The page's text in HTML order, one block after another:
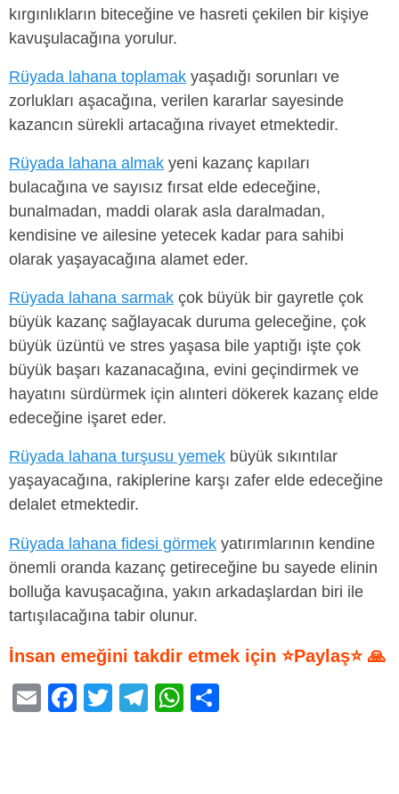
kırgınlıkların biteceğine ve hasreti çekilen bir kişiye
kavuşulacağına yorulur.
Rüyada lahana toplamak yaşadığı sorunları ve
zorlukları aşacağına, verilen kararlar sayesinde
kazancın sürekli artacağına rivayet etmektedir.
Rüyada lahana almak yeni kazanç kapıları
bulacağına ve sayısız fırsat elde edeceğine,
bunalmadan, maddi olarak asla daralmadan,
kendisine ve ailesine yetecek kadar para sahibi
olarak yaşayacağına alamet eder.
Rüyada lahana sarmak çok büyük bir gayretle çok
büyük kazanç sağlayacak duruma geleceğine, çok
büyük üzüntü ve stres yaşasa bile yaptığı işte çok
büyük başarı kazanacağına, evini geçindirmek ve
hayatını sürdürmek için alınteri dökerek kazanç elde
edeceğine işaret eder.
Rüyada lahana turşusu yemek büyük sıkıntılar
yaşayacağına, rakiplerine karşı zafer elde edeceğine
delalet etmektedir.
Rüyada lahana fidesi görmek yatırımlarının kendine
önemli oranda kazanç getireceğine bu sayede elinin
bolluğa kavuşacağına, yakın arkadaşlardan biri ile
tartışılacağına tabir olunur.
İnsan emeğini takdir etmek için ⭐Paylaş⭐ 🙏
E
F
T
T
W